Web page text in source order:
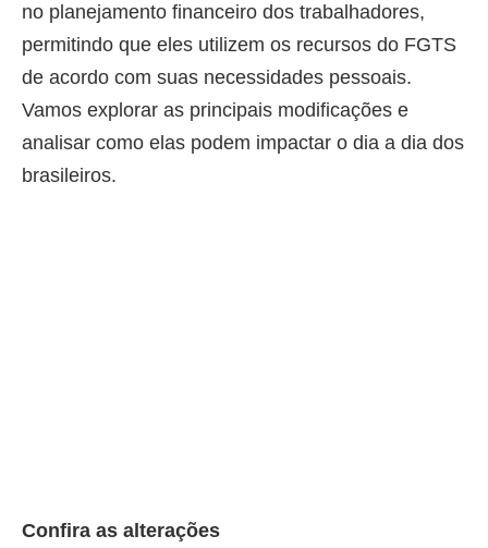
no planejamento financeiro dos trabalhadores,
permitindo que eles utilizem os recursos do FGTS
de acordo com suas necessidades pessoais.
Vamos explorar as principais modificações e
analisar como elas podem impactar o dia a dia dos
brasileiros.
Confira as alterações